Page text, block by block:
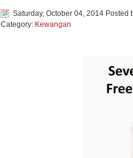
Saturday, October 04, 2014 Posted
Category: Kewangan